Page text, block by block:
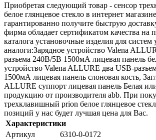
Приобретая следующий товар - сенсор
белое глянцевое стекло в интернет
гарантированно получите быструю
фирма обладает сертификатом качества на
каталога установочные изделия для
аналоги:Зарядное устройство Valena
разъема 240В/5В 1500мА лицевая панель
устройство Valena ALLURE два USB-
1500мА лицевая панель слоновая кость,
ALLURE суппорт лицевая панель Белая
продукцию от производителя abb. При
трехклавишный prion белое глянцевое
позиций у нас будет лучшая цена для Вас.
Характеристики
Артикул
6310-0-0172